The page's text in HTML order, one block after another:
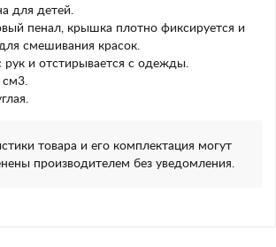
для детей.
пенал, крышка плотно фиксируется и
смешивания красок.
рук и отстирывается с одежды.
см3.
товара и его комплектация могут
производителем без уведомления.